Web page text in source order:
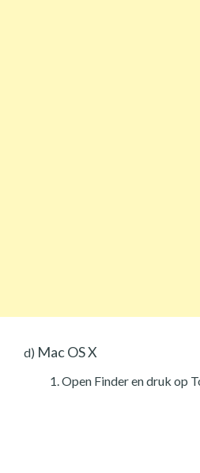
d) Mac OS X
Open Finder en druk op